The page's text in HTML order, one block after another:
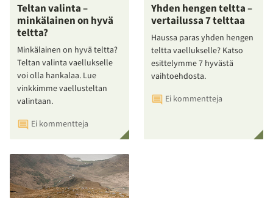
Teltan valinta –
minkälainen on hyvä
teltta?
Minkälainen on hyvä teltta?
Teltan valinta vaellukselle
voi olla hankalaa. Lue
vinkkimme vaellusteltan
valintaan.
Ei kommentteja
Yhden hengen teltta –
vertailussa 7 telttaa
Haussa paras yhden hengen
teltta vaellukselle? Katso
esittelymme 7 hyvästä
vaihtoehdosta.
Ei kommentteja